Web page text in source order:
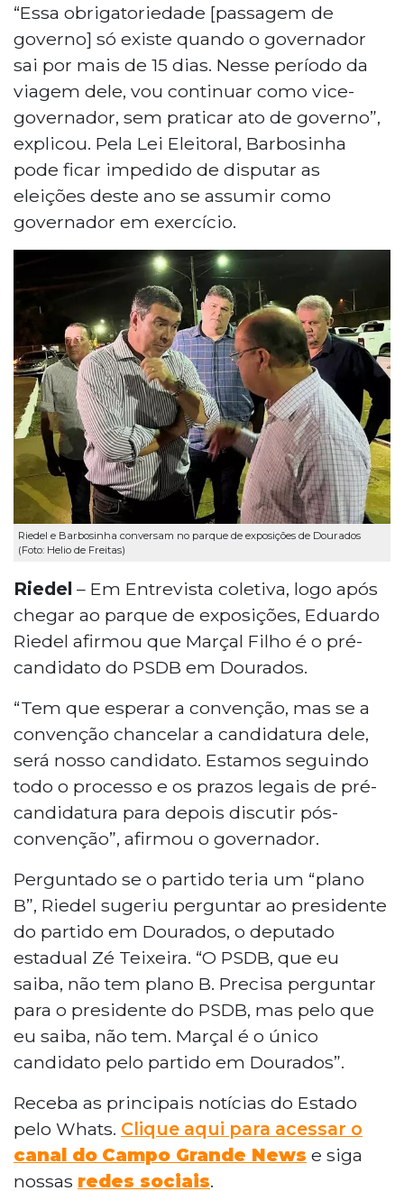
“Essa obrigatoriedade [passagem de
governo] só existe quando o governador
sai por mais de 15 dias. Nesse período da
viagem dele, vou continuar como vice-
governador, sem praticar ato de governo”,
explicou. Pela Lei Eleitoral, Barbosinha
pode ficar impedido de disputar as
eleições deste ano se assumir como
governador em exercício.
Riedel e Barbosinha conversam no parque de exposições de Dourados
(Foto: Helio de Freitas)
Riedel – Em Entrevista coletiva, logo após
chegar ao parque de exposições, Eduardo
Riedel afirmou que Marçal Filho é o pré-
candidato do PSDB em Dourados.
“Tem que esperar a convenção, mas se a
convenção chancelar a candidatura dele,
será nosso candidato. Estamos seguindo
todo o processo e os prazos legais de pré-
candidatura para depois discutir pós-
convenção”, afirmou o governador.
Perguntado se o partido teria um “plano
B”, Riedel sugeriu perguntar ao presidente
do partido em Dourados, o deputado
estadual Zé Teixeira. “O PSDB, que eu
saiba, não tem plano B. Precisa perguntar
para o presidente do PSDB, mas pelo que
eu saiba, não tem. Marçal é o único
candidato pelo partido em Dourados”.
Receba as principais notícias do Estado
pelo Whats. Clique aqui para acessar o
canal do Campo Grande News e siga
nossas redes sociais.